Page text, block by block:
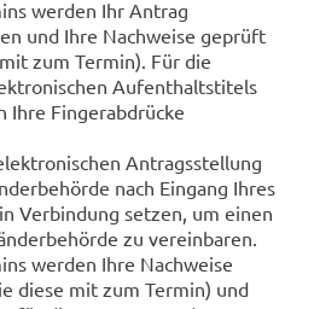
werden Ihr Antrag
und Ihre Nachweise geprüft
zum Termin). Für die
Aufenthaltstitels
Ihre Fingerabdrücke
Antragsstellung
nach Eingang Ihres
Verbindung setzen, um einen
zu vereinbaren.
werden Ihre Nachweise
diese mit zum Termin) und